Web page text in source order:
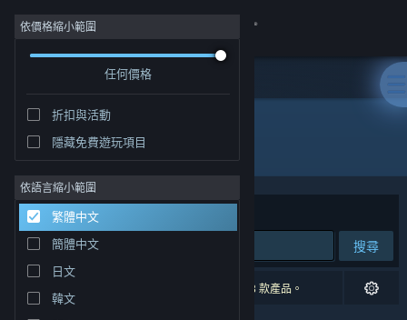
登入
社群
關於
客服
變更語言
依價格縮小範圍
任何價格
折扣與活動
隱藏免費遊玩項目
依語言縮小範圍
繁體中文
簡體中文
日文
韓文
開發人員: Hardy Games
排序依據 相關性
搜尋
0 項相符的搜尋結果。 已根據您的偏好設定排除 3 款產品。